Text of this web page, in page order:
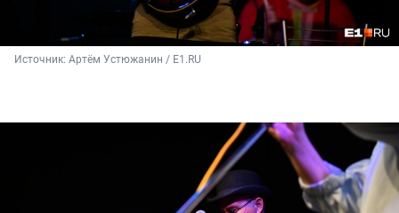
Источник: Артём Устюжанин / E1.RU